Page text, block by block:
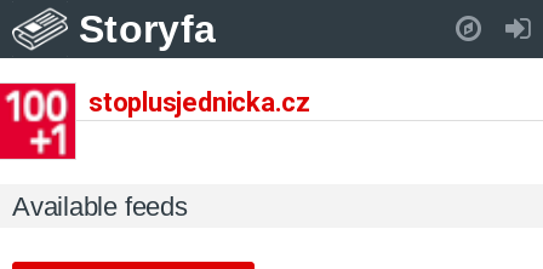
Storyfa
stoplusjednicka.cz
Available feeds
Pull down to refresh..